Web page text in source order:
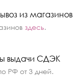
из магазинов
здесь.
выдачи СДЭК
РФ от 3 дней.